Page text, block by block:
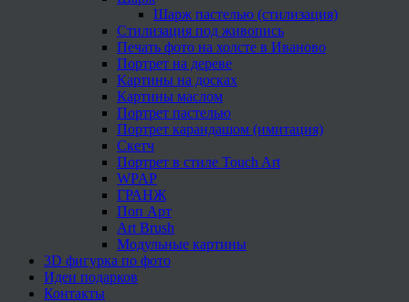
Шарж пастелью (стилизация)
Стилизация под живопись
Печать фото на холсте в Иваново
Портрет на дереве
Картины на досках
Картины маслом
Портрет пастелью
Портрет карандашом (имитация)
Скетч
Портрет в стиле Touch Art
WPAP
ГРАНЖ
Поп Арт
Art Brush
Модульные картины
3D фигурка по фото
Идеи подарков
Контакты